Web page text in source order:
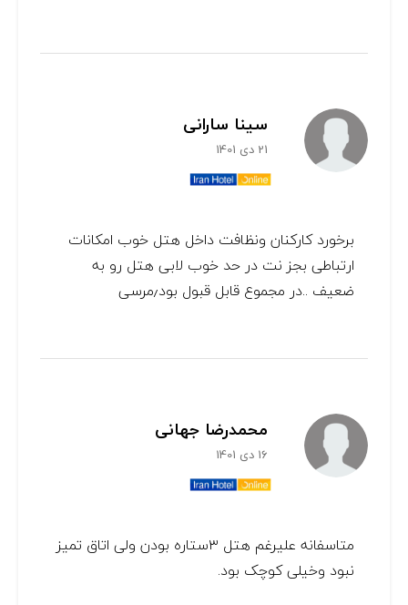
سینا سارانی
21 دی 1401
برخورد کارکنان ونظافت داخل هتل خوب امکانات
ارتباطی بجز نت در حد خوب لابی هتل رو به
ضعیف ..در مجموع قابل قبول بود٫مرسی
محمدرضا جهانی
16 دی 1401
متاسفانه علیرغم هتل ۳ستاره بودن ولی اتاق تمیز
نبود وخیلی کوچک بود.